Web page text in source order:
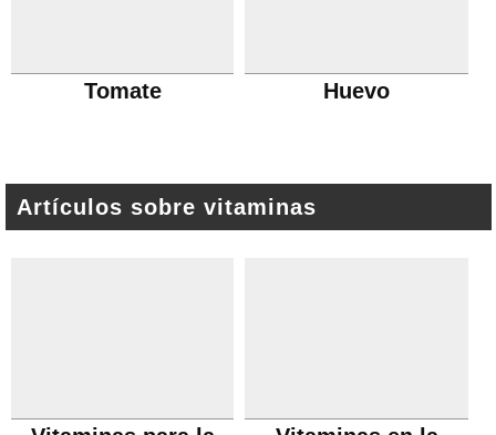
Tomate Huevo
Artículos sobre vitaminas